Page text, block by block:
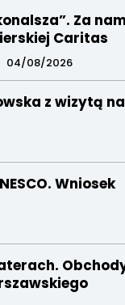
Za
Caritas
04/08/2026
z wizytą na
Wniosek